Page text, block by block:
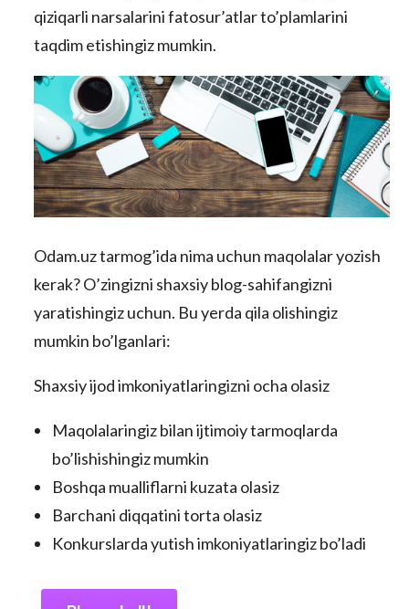
защищены.
qiziqarli narsalarini fatosur’atlar to’plamlarini
taqdim etishingiz mumkin.
Odam.uz tarmog’ida nima uchun maqolalar yozish
kerak? O’zingizni shaxsiy blog-sahifangizni
yaratishingiz uchun. Bu yerda qila olishingiz
mumkin bo’lganlari:
Shaxsiy ijod imkoniyatlaringizni ocha olasiz
Maqolalaringiz bilan ijtimoiy tarmoqlarda
bo’lishishingiz mumkin
Boshqa mualliflarni kuzata olasiz
Barchani diqqatini torta olasiz
Konkurslarda yutish imkoniyatlaringiz bo’ladi